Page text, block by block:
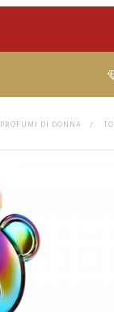
PROFUMI DI DONNA >